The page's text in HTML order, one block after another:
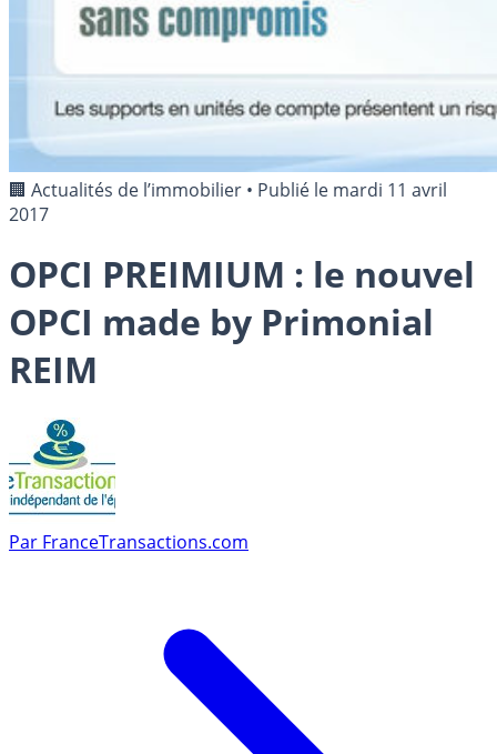
🏢 Actualités de l’immobilier • Publié le mardi 11 avril
2017
OPCI PREIMIUM : le nouvel
OPCI made by Primonial
REIM
Par FranceTransactions.com